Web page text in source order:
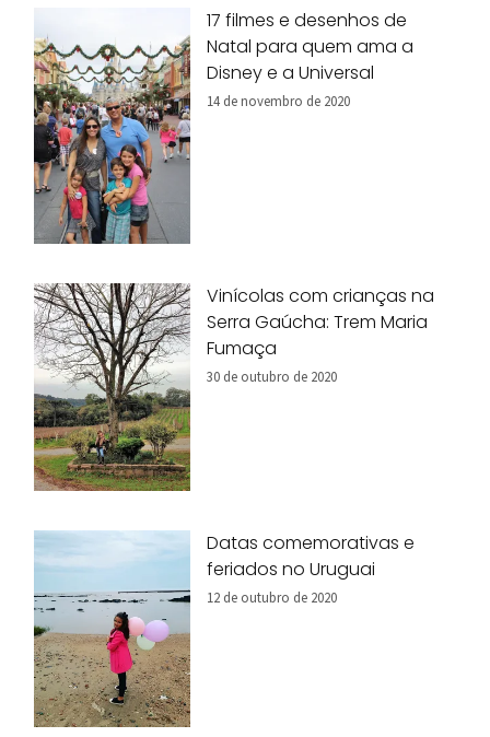
17 filmes e desenhos de
Natal para quem ama a
Disney e a Universal
14 de novembro de 2020
Vinícolas com crianças na
Serra Gaúcha: Trem Maria
Fumaça
30 de outubro de 2020
Datas comemorativas e
feriados no Uruguai
12 de outubro de 2020